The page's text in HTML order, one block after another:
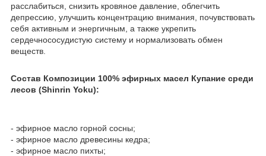
расслабиться, снизить кровяное давление, облегчить
депрессию, улучшить концентрацию внимания, почувствовать
себя активным и энергичным, а также укрепить
сердечнососудистую систему и нормализовать обмен
веществ.
Состав Композиции 100% эфирных масел Купание среди
лесов (Shinrin Yoku):
- эфирное масло горной сосны;
- эфирное масло древесины кедра;
- эфирное масло пихты;